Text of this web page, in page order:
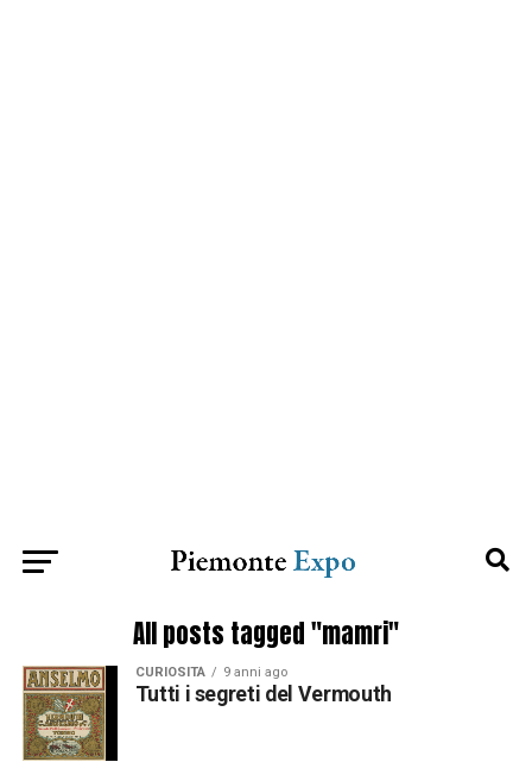
All posts tagged "mamri"
CURIOSITÀ 9 anni ago
Tutti i segreti del Vermouth